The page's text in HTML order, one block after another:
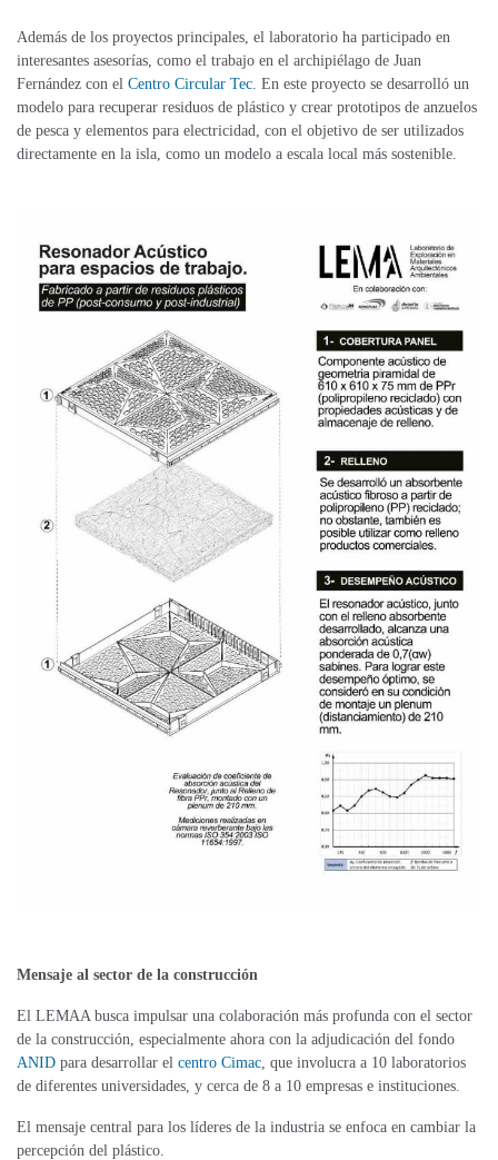
Además de los proyectos principales, el laboratorio ha participado en
interesantes asesorías, como el trabajo en el archipiélago de Juan
Fernández con el Centro Circular Tec . En este proyecto se desarrolló un
modelo para recuperar residuos de plástico y crear prototipos de anzuelos
de pesca y elementos para electricidad, con el objetivo de ser utilizados
directamente en la isla, como un modelo a escala local más sostenible.
Mensaje al sector de la construcción
El LEMAA busca impulsar una colaboración más profunda con el sector
de la construcción, especialmente ahora con la adjudicación del fondo
ANID para desarrollar el centro Cimac , que involucra a 10 laboratorios
de diferentes universidades, y cerca de 8 a 10 empresas e instituciones.
El mensaje central para los líderes de la industria se enfoca en cambiar la
percepción del plástico.